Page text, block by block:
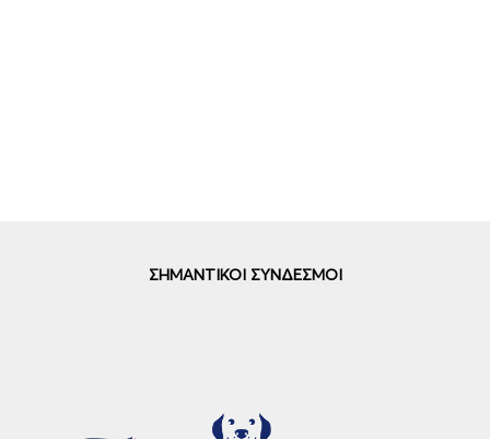
ΣΗΜΑΝΤΙΚΟΙ ΣΥΝΔΕΣΜΟΙ